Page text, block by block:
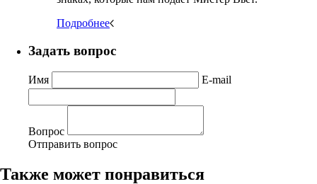
Подробнее
Задать вопрос
Имя E-mail
Вопрос
Отправить вопрос
Также может понравиться